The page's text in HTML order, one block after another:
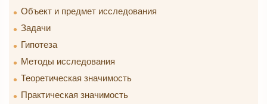
Объект и предмет исследования
Задачи
Гипотеза
Методы исследования
Теоретическая значимость
Практическая значимость